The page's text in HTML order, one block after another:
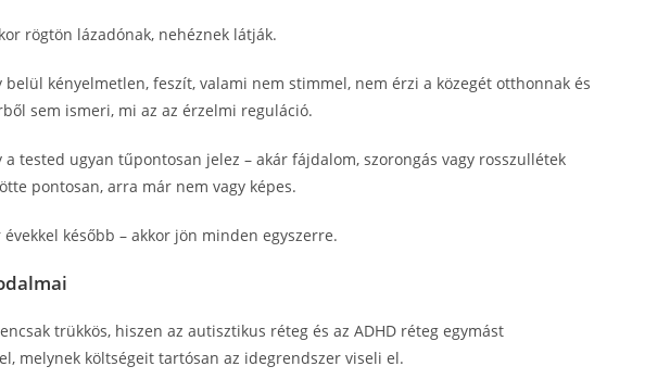
rögtön lázadónak, nehéznek látják.
kényelmetlen, feszít, valami nem stimmel, nem érzi a közegét otthonnak és
sem ismeri, mi az az érzelmi reguláció.
tested ugyan tűpontosan jelez – akár fájdalom, szorongás vagy rosszullétek
pontosan, arra már nem vagy képes.
később – akkor jön minden egyszerre.
trükkös, hiszen az autisztikus réteg és az ADHD réteg egymást
melynek költségeit tartósan az idegrendszer viseli el.